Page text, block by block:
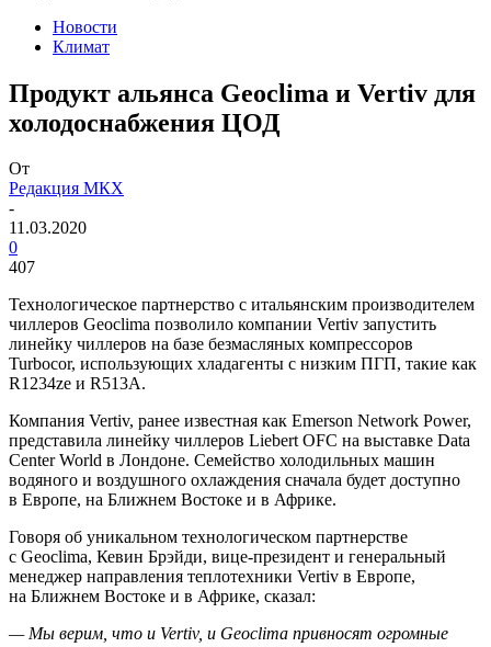
Новости
Климат
Продукт альянса Geoclima и Vertiv для
холодоснабжения ЦОД
От
Редакция МКХ
-
11.03.2020
0
407
Технологическое партнерство с итальянским производителем
чиллеров Geoclima позволило компании Vertiv запустить
линейку чиллеров на базе безмасляных компрессоров
Turbocor, использующих хладагенты с низким ПГП, такие как
R1234ze и R513A.
Компания Vertiv, ранее известная как Emerson Network Power,
представила линейку чиллеров Liebert OFC на выставке Data
Center World в Лондоне. Семейство холодильных машин
водяного и воздушного охлаждения сначала будет доступно
в Европе, на Ближнем Востоке и в Африке.
Говоря об уникальном технологическом партнерстве
с Geoclima, Кевин Брэйди, вице-президент и генеральный
менеджер направления теплотехники Vertiv в Европе,
на Ближнем Востоке и в Африке, сказал:
— Мы верим, что и Vertiv, и Geoclima привносят огромные